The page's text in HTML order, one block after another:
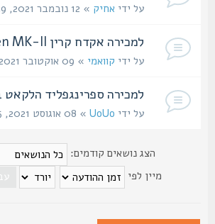
על ידיאחיק» 12 נובמבר 2021, 02:39
למכירה אקדח קרין Kareen MK-II - נמכר
על ידיקוואמי» 09 אוקטובר 2021, 07:36
למכירה ספרינגפליד הלקאט
על ידיUoUo» 08 אוגוסט 2021, 18:25
הצג נושאים קודמים:
מיין לפי